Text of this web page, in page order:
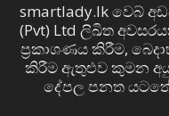
smartlady.lk වෙබ්
(Pvt) Ltd ලිඛිත
ප්‍රකාශණය කිරීම,
කිරීම ඇතුළුව කුමන
දේපල පනත යටතේ